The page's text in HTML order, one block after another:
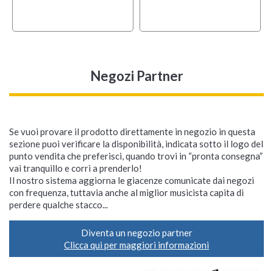
Negozi Partner
Se vuoi provare il prodotto direttamente in negozio in questa
sezione puoi verificare la disponibilità, indicata sotto il logo del
punto vendita che preferisci, quando trovi in “pronta consegna”
vai tranquillo e corri a prenderlo!
Il nostro sistema aggiorna le giacenze comunicate dai negozi
con frequenza, tuttavia anche al miglior musicista capita di
perdere qualche stacco...
Diventa un negozio partner
Clicca qui per maggiori informazioni